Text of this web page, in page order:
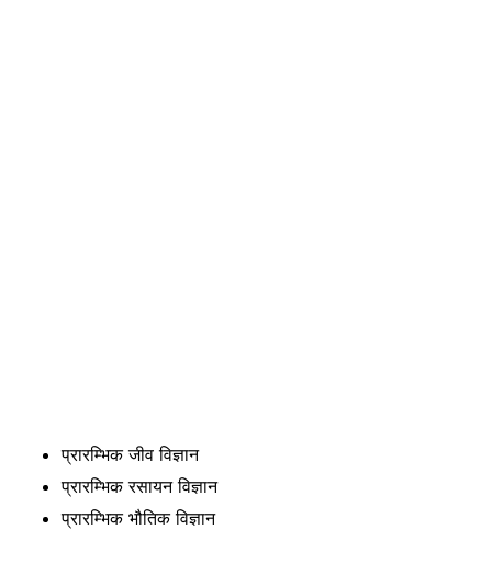
प्रारम्भिक जीव विज्ञान
प्रारम्भिक रसायन विज्ञान
प्रारम्भिक भौतिक विज्ञान